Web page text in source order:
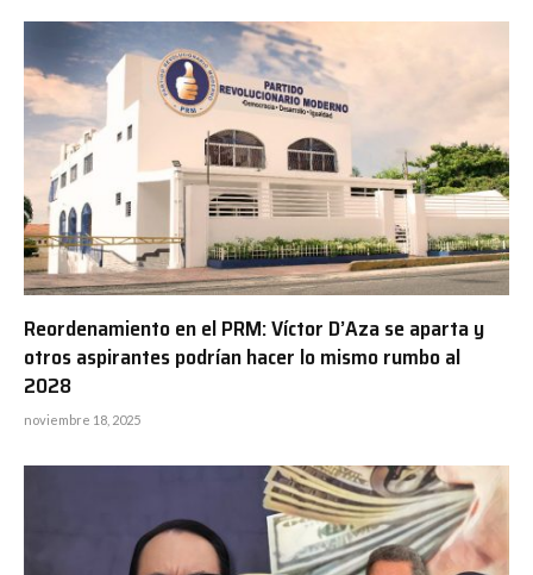
Reordenamiento en el PRM: Víctor D’Aza se aparta y
otros aspirantes podrían hacer lo mismo rumbo al
2028
noviembre 18, 2025